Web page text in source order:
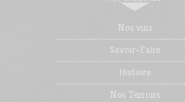
Nos vins
Savoir-Faire
Histoire
Nos Terroirs